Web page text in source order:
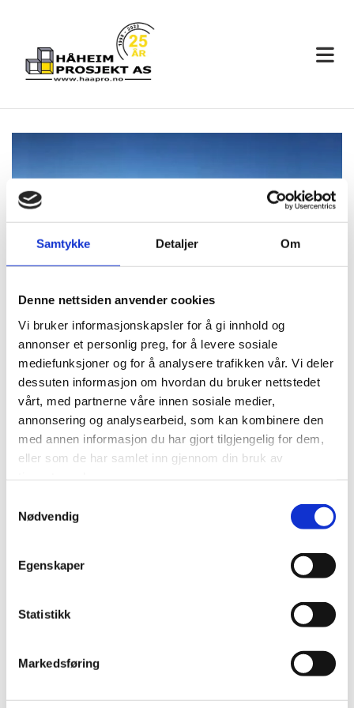
Samtykke Detaljer Om
Denne nettsiden anvender cookies
Vi bruker informasjonskapsler for å gi innhold og
annonser et personlig preg, for å levere sosiale
mediefunksjoner og for å analysere trafikken vår. Vi deler
dessuten informasjon om hvordan du bruker nettstedet
vårt, med partnerne våre innen sosiale medier,
annonsering og analysearbeid, som kan kombinere den
med annen informasjon du har gjort tilgjengelig for dem,
eller som de har samlet inn gjennom din bruk av
Nødvendig
Egenskaper
Statistikk
Markedsføring
Moxy Oslo X-tension
OPPDRAGSGIVER/BYGGHERRE:
Vastint Hospitality B.V.
Prosjekteringsledelse
Ca. 4500 m2.
Gå tilbake